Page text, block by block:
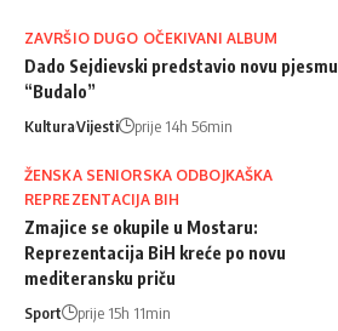
ZAVRŠIO DUGO OČEKIVANI ALBUM
Dado Sejdievski predstavio novu pjesmu
“Budalo”
KulturaVijesti prije 14h 56min
ŽENSKA SENIORSKA ODBOJKAŠKA
REPREZENTACIJA BIH
Zmajice se okupile u Mostaru:
Reprezentacija BiH kreće po novu
mediteransku priču
Sport prije 15h 11min